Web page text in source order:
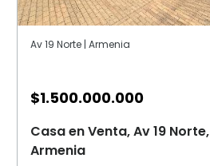
Av 19 Norte | Armenia
$1.500.000.000
Casa en Venta, Av 19 Norte,
Armenia